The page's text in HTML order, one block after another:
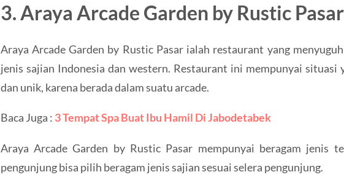
3. Araya Arcade Garden by Rustic Pasar
Araya Arcade Garden by Rustic Pasar ialah restaurant yang
jenis sajian Indonesia dan western. Restaurant ini mempunyai situasi
dan unik, karena berada dalam suatu arcade.
Baca Juga : 3 Tempat Spa Buat Ibu Hamil Di Jabodetabek
Araya Arcade Garden by Rustic Pasar mempunyai beragam jenis
pengunjung bisa pilih beragam jenis sajian sesuai selera pengunjung.